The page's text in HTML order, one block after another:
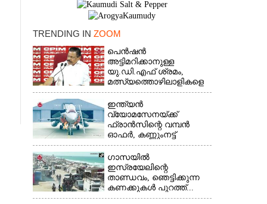
TRENDING IN ZOOM
പെൻഷൻ
അട്ടിമറിക്കാനുള്ള
യു.ഡി.എഫ് ശ്രമം,
മത്സ്യത്തൊഴിലാളികളെ
സംരക്ഷിക്കണം...
ഇന്ത്യൻ
വ്യോമസേനയ്ക്ക്
ഫ്രാൻസിന്റെ വമ്പൻ
ഓഫർ, കണ്ണുംനട്ട്
ഇന്ത്യ...
ഗാസയിൽ
ഇസ്രയേലിന്റെ
താണ്ഡവം, ഞെട്ടിക്കുന്ന
കണക്കുകൾ പുറത്ത്...